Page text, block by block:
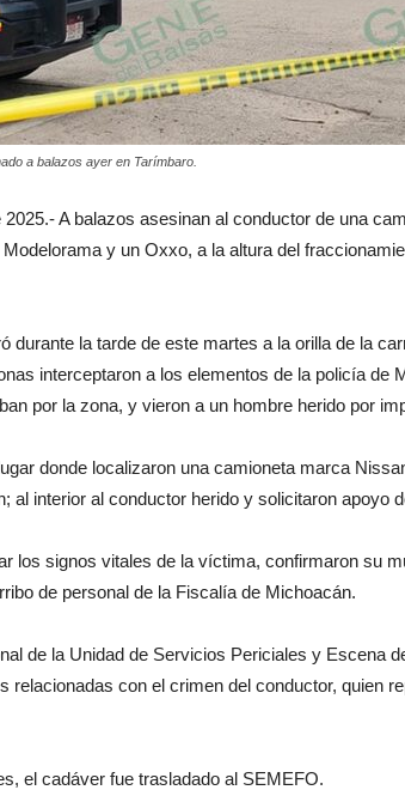
a balazos ayer en Tarímbaro.
A balazos asesinan al conductor de una
y un Oxxo, a la altura del
durante la tarde de este martes a la orilla de la
interceptaron a los elementos de la policía de
por la zona, y vieron a un hombre herido por
donde localizaron una camioneta marca
al interior al conductor herido y solicitaron apoyo
los signos vitales de la víctima, confirmaron su
de personal de la Fiscalía de Michoacán.
de la Unidad de Servicios Periciales y Escena
relacionadas con el crimen del conductor, quien
el cadáver fue trasladado al SEMEFO.